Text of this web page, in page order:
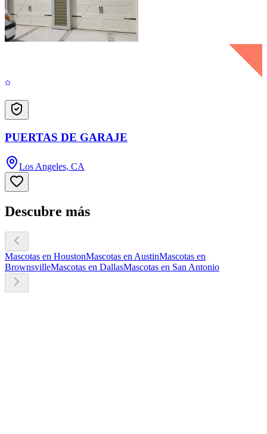
PUERTAS DE GARAJE
Los Angeles, CA
Descubre más
Mascotas en HoustonMascotas en AustinMascotas en
BrownsvilleMascotas en DallasMascotas en San Antonio